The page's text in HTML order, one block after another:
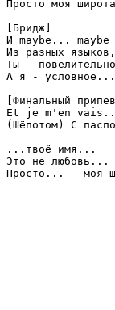
Просто моя
[Бридж]
И maybe... maybe
Из разных
Ты -
А я - условное...
[Финальный
Et je m'en
(Шёпотом) С
...твоё имя...
Это не
Просто...   моя